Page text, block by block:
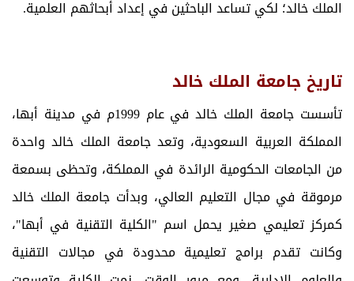
الملك خالد؛ لكي تساعد الباحثين في إعداد أبحاثهم العلمية.
تاريخ جامعة الملك خالد
تأسست جامعة الملك خالد في عام 1999م في مدينة أبها،
المملكة العربية السعودية، وتعد جامعة الملك خالد واحدة
من الجامعات الحكومية الرائدة في المملكة، وتحظى بسمعة
مرموقة في مجال التعليم العالي، وبدأت جامعة الملك خالد
كمركز تعليمي صغير يحمل اسم "الكلية التقنية في أبها"،
وكانت تقدم برامج تعليمية محدودة في مجالات التقنية